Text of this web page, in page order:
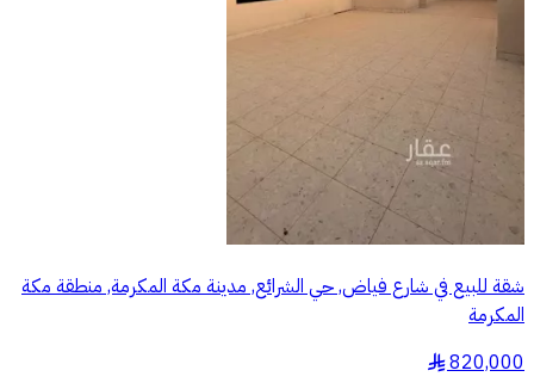
شقة للبيع في شارع فياض, حي الشرائع, مدينة مكة المكرمة, منطقة مكة
المكرمة
820,000
§